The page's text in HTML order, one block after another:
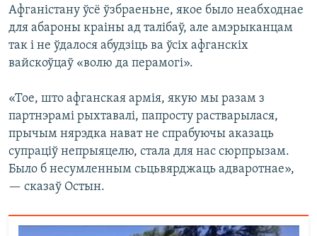
Афганістану ўсё ўзбраеньне, якое было неабходнае
для абароны краіны ад талібаў, але амэрыканцам
так і не ўдалося абудзіць ва ўсіх афганскіх
вайскоўцаў «волю да перамогі».
«Тое, што афганская армія, якую мы разам з
партнэрамі рыхтавалі, папросту растварылася,
прычым нярэдка нават не спрабуючы аказаць
супраціў непрыяцелю, стала для нас сюрпрызам.
Было б несумленным сьцьвярджаць адваротнае»,
— сказаў Остын.